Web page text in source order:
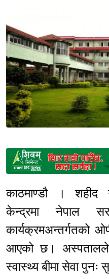
काठमाण्डौ । शहीद
केन्द्रमा नेपाल
कार्यक्रमअन्तर्गतको
आएको छ। अस्पतालले
स्वास्थ्य बीमा सेवा पुनः